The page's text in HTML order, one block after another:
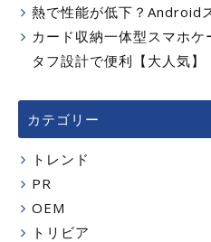
熱で性能が低下？Android
カード収納一体型スマホケ
タフ設計で便利【大人気】
カテゴリー
トレンド
PR
OEM
トリビア